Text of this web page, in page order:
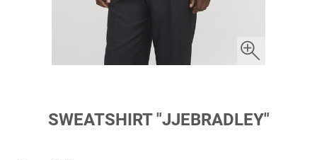
SWEATSHIRT "JJEBRADLEY"